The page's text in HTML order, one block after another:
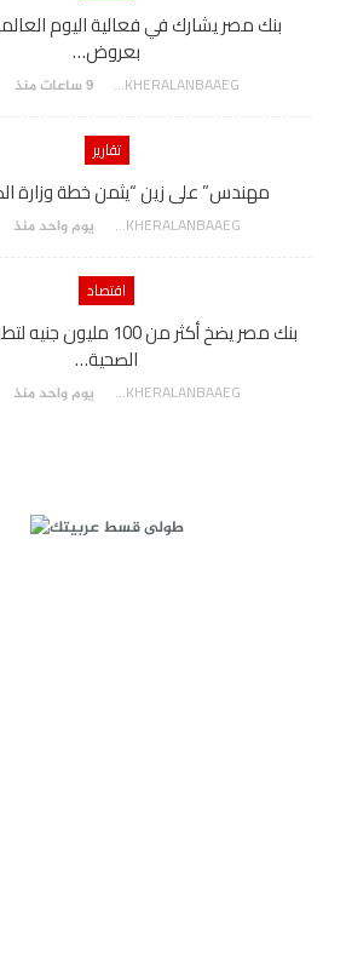
بنك مصر يشارك في فعالية اليوم
بعروض…
AKHERALANBAAEG 9 ساعات منذ
تقارير
مهندس” على زين “يثمن خطة وزارة
AKHERALANBAAEG يوم واحد منذ
اقتصاد
بنك مصر يضخ أكثر من 100
الصحية…
AKHERALANBAAEG يوم واحد منذ